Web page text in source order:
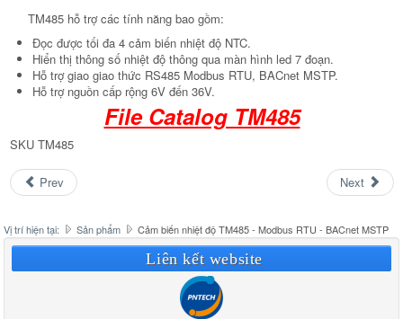
TM485 hỗ trợ các tính năng bao gồm:
Đọc được tối đa 4 cảm biến nhiệt độ NTC.
Hiển thị thông số nhiệt độ thông qua màn hình led 7 đoạn.
Hỗ trợ giao giao thức RS485 Modbus RTU, BACnet MSTP.
Hỗ trợ nguồn cấp rộng 6V đến 36V.
File Catalog TM485
SKU TM485
Prev Next
Vị trí hiện tại: Sản phẩm Cảm biến nhiệt độ TM485 - Modbus RTU - BACnet MSTP
Liên kết website